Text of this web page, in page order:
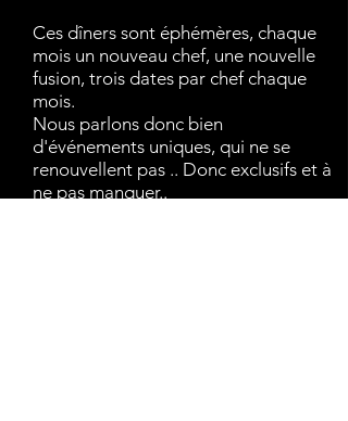
Ces dîners sont éphémères, chaque
mois un nouveau chef, une nouvelle
fusion, trois dates par chef chaque
mois.
Nous parlons donc bien
d'événements uniques, qui ne se
renouvellent pas .. Donc exclusifs et à
ne pas manquer..